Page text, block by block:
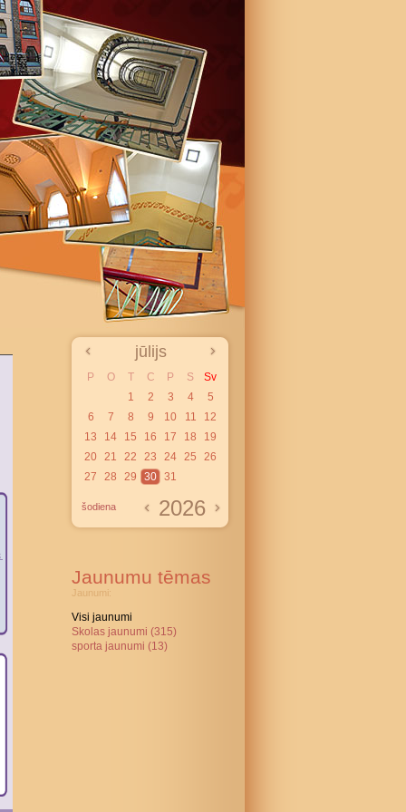
jūlijs
P O T C P S
Sv
1
2 3 4
5
6
7 8 9 10 11
12
13
14 15 16 17 18
19
20 21 22 23 24 25
26
27
28 29 30 31
šodiena 2026
Jaunumu tēmas
Jaunumi:
Visi jaunumi
Skolas jaunumi (315)
sporta jaunumi (13)